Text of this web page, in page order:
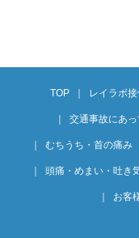
TOP レイラボ
交通事故にあ
むちうち・首の痛み
頭痛・めまい・吐き
お客